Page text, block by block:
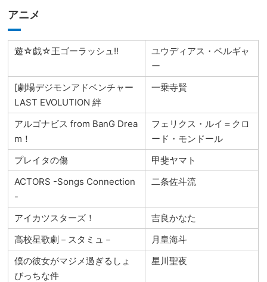
アニメ
遊☆戯☆王ゴーラッシュ!!
ユウディアス・ベルギャ
ー
[劇場デジモンアドベンチャー
LAST EVOLUTION 絆
一乗寺賢
アルゴナビス from BanG Drea
m！
フェリクス・ルイ＝クロ
ード・モンドール
プレイタの傷
甲斐ヤマト
ACTORS -Songs Connection
-
二条佐斗流
アイカツスターズ！
吉良かなた
高校星歌劇－スタミュ－
月皇海斗
僕の彼女がマジメ過ぎるしょ
びっちな件
星川聖夜